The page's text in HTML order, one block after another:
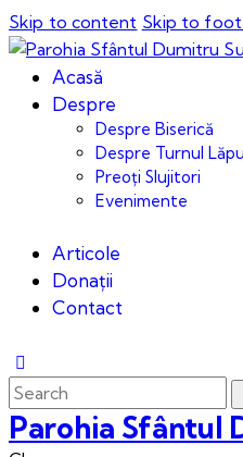
Skip to content Skip to
Acasă
Despre
Despre Biserică
Despre Turnul
Preoți Slujitori
Evenimente
Articole
Donații
Contact
Parohia Sfântul